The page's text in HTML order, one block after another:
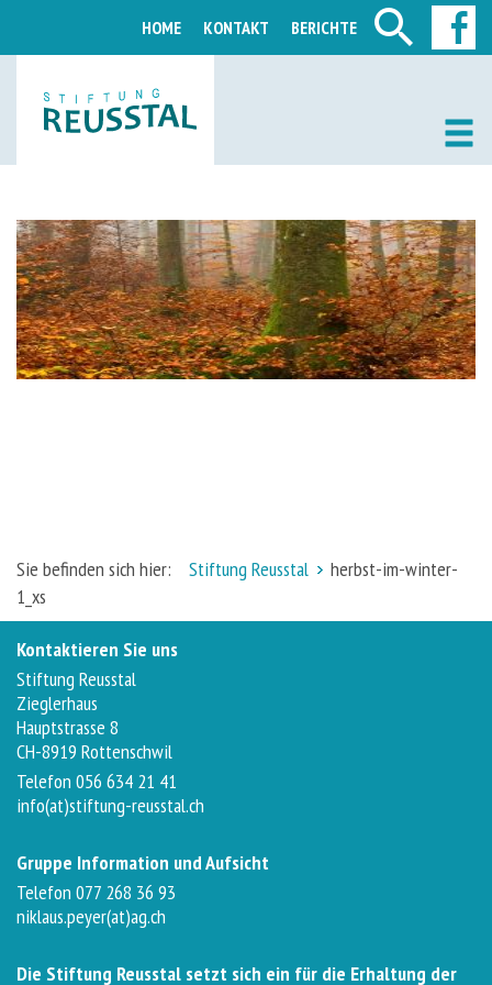
HOME KONTAKT BERICHTE
Sie befinden sich hier: Stiftung Reusstal
herbst-im-winter-
1_xs
Kontaktieren Sie uns
Stiftung Reusstal
Zieglerhaus
Hauptstrasse 8
CH-8919 Rottenschwil
Telefon 056 634 21 41
info(at)stiftung-reusstal.ch
Gruppe Information und Aufsicht
Telefon 077 268 36 93
niklaus.peyer(at)ag.ch
Die Stiftung Reusstal setzt sich ein für die Erhaltung der